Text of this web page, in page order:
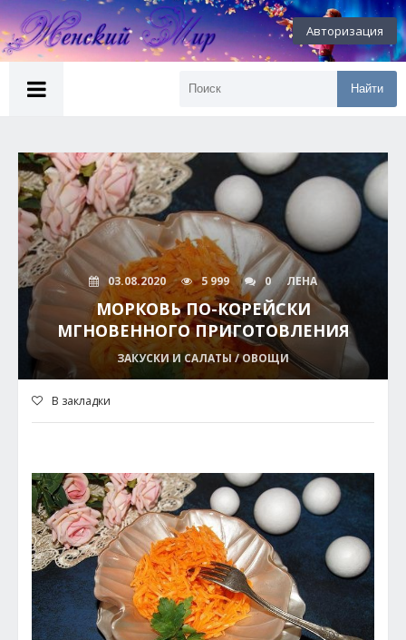
Авторизация
Найти
03.08.2020 5 999 0 ЛЕНА
МОРКОВЬ ПО-КОРЕЙСКИ
МГНОВЕННОГО ПРИГОТОВЛЕНИЯ
ЗАКУСКИ И САЛАТЫ / ОВОЩИ
В закладки